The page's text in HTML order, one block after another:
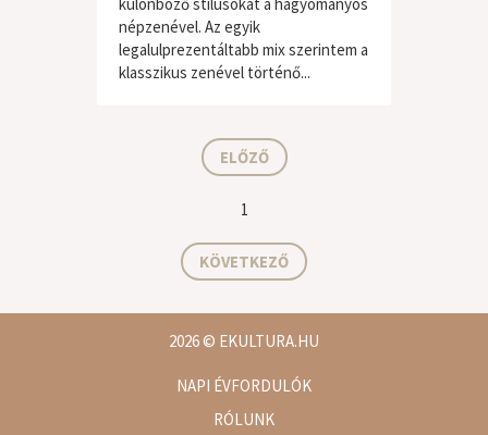
népzenével. Az egyik
legalulprezentáltabb mix szerintem a
klasszikus zenével történő...
világzene / folk
ELŐZŐ
1
KÖVETKEZŐ
2026© EKULTURA.HU
NAPI ÉVFORDULÓK
RÓLUNK